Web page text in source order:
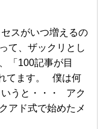
スがいつ増えるの
て、ザックリとし
「100記事が目
てます。 僕は何
いうと・・・ アク
アド式で始めたメ